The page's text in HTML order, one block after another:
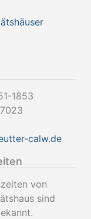
1853
calw.de
von
sind